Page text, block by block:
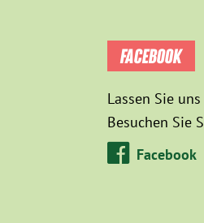
FACEBOOK
Lassen Sie
Besuchen Sie
Facebook